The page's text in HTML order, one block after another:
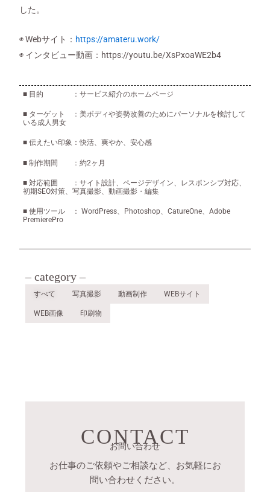
した。
◉ Webサイト： https://amateru.work/
◉ インタビュー動画： https://youtu.be/XsPxoaWE2b4
■ 目的 ：サービス紹介のホームページ
■ ターゲット ：美ボディや姿勢改善のためにパーソナルを検討して
いる成人男女
■ 伝えたい印象：快活、爽やか、安心感
■ 制作期間 ：約2ヶ月
■ 対応範囲 ：サイト設計、ページデザイン、レスポンシブ対応、
初期SEO対策、写真撮影、動画撮影・編集
■ 使用ツール ： WordPress、Photoshop、CatureOne、Adobe
PremierePro
– category –
すべて 写真撮影 動画制作 WEBサイト
WEB画像 印刷物
CONTACT
お問い合わせ
お仕事のご依頼やご相談など、お気軽にお
問い合わせください。